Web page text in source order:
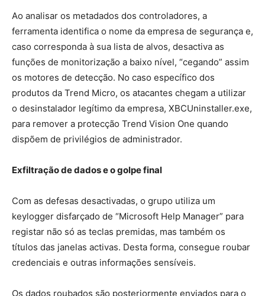
Ao analisar os metadados dos controladores, a
ferramenta identifica o nome da empresa de segurança e,
caso corresponda à sua lista de alvos, desactiva as
funções de monitorização a baixo nível, “cegando” assim
os motores de detecção. No caso específico dos
produtos da Trend Micro, os atacantes chegam a utilizar
o desinstalador legítimo da empresa, XBCUninstaller.exe,
para remover a protecção Trend Vision One quando
dispõem de privilégios de administrador.
Exfiltração de dados e o golpe final
Com as defesas desactivadas, o grupo utiliza um
keylogger disfarçado de “Microsoft Help Manager” para
registar não só as teclas premidas, mas também os
títulos das janelas activas. Desta forma, consegue roubar
credenciais e outras informações sensíveis.
Os dados roubados são posteriormente enviados para o